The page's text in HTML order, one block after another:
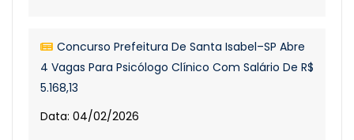
Concurso Prefeitura De Santa Isabel–SP Abre
4 Vagas Para Psicólogo Clínico Com Salário De R$
5.168,13
Data: 04/02/2026